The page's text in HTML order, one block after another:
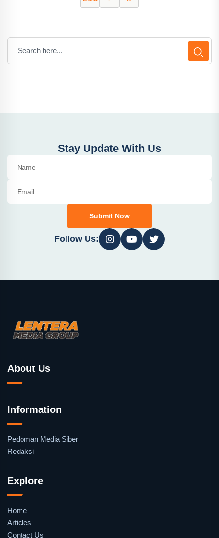
Stay Update With Us
Submit Now
Follow Us:
About Us
Information
Pedoman Media Siber
Redaksi
Explore
Home
Articles
Contact Us